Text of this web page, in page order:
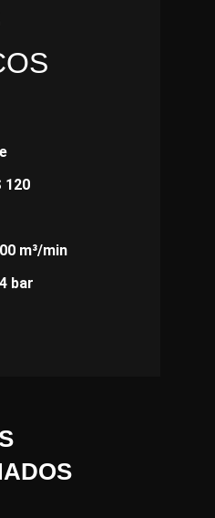
120
m³/min
bar